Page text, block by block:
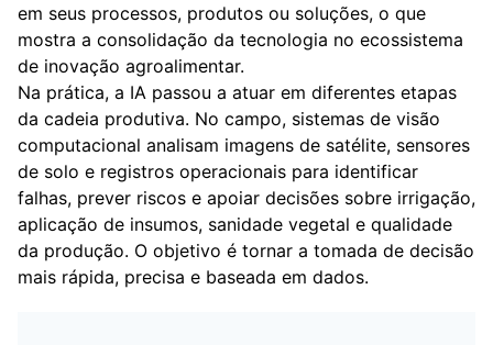
em seus processos, produtos ou soluções, o que
mostra a consolidação da tecnologia no ecossistema
de inovação agroalimentar.
Na prática, a IA passou a atuar em diferentes etapas
da cadeia produtiva. No campo, sistemas de visão
computacional analisam imagens de satélite, sensores
de solo e registros operacionais para identificar
falhas, prever riscos e apoiar decisões sobre irrigação,
aplicação de insumos, sanidade vegetal e qualidade
da produção. O objetivo é tornar a tomada de decisão
mais rápida, precisa e baseada em dados.